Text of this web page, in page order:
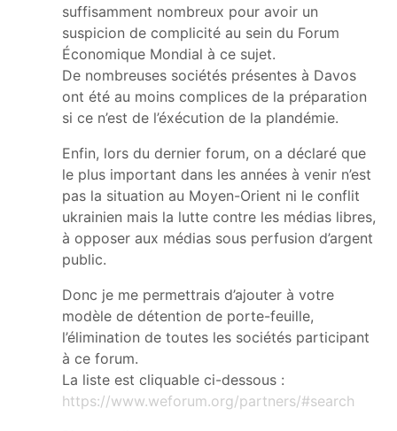
suffisamment nombreux pour avoir un
suspicion de complicité au sein du Forum
Économique Mondial à ce sujet.
De nombreuses sociétés présentes à Davos
ont été au moins complices de la préparation
si ce n’est de l’éxécution de la plandémie.
Enfin, lors du dernier forum, on a déclaré que
le plus important dans les années à venir n’est
pas la situation au Moyen-Orient ni le conflit
ukrainien mais la lutte contre les médias libres,
à opposer aux médias sous perfusion d’argent
public.
Donc je me permettrais d’ajouter à votre
modèle de détention de porte-feuille,
l’élimination de toutes les sociétés participant
à ce forum.
La liste est cliquable ci-dessous :
https://www.weforum.org/partners/#search